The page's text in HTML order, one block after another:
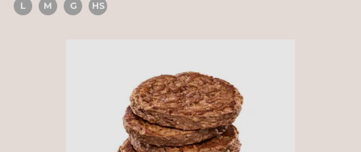
L M G HS